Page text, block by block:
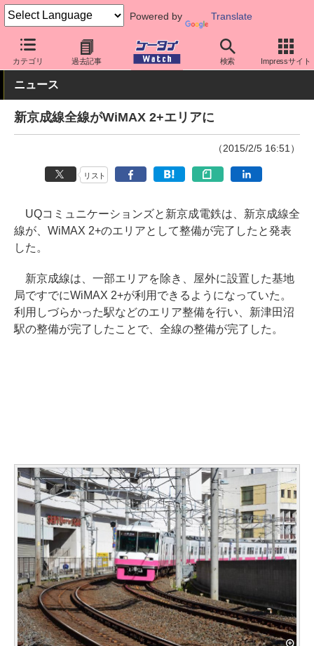
Powered by Translate
カテゴリ 過去記事 検索 Impressサイト
ケータイ Watch キャリア UQ ネットワーク/技術
ニュース
新京成線全線がWiMAX 2+エリアに
（2015/2/5 16:51）
リスト
UQコミュニケーションズと新京成電鉄は、新京成線全
線が、WiMAX 2+のエリアとして整備が完了したと発表
した。
新京成線は、一部エリアを除き、屋外に設置した基地
局ですでにWiMAX 2+が利用できるようになっていた。
利用しづらかった駅などのエリア整備を行い、新津田沼
駅の整備が完了したことで、全線の整備が完了した。